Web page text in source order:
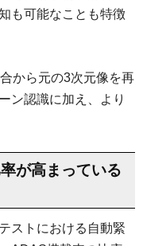
も可能なことも特徴
から元の3次元像を再
ン認識に加え、より
が高まっている
ストにおける自動緊